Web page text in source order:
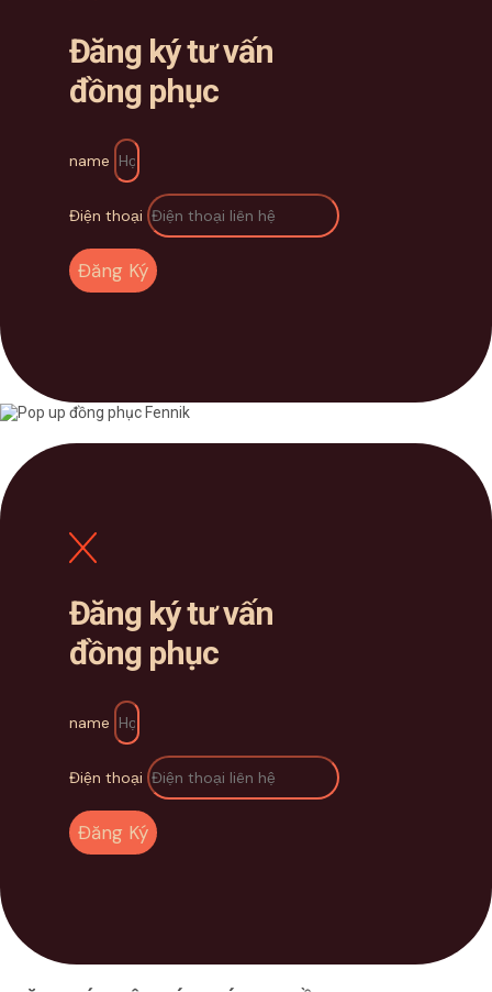
Đăng ký tư vấn
đồng phục
name
Điện thoại
Đăng Ký
Đăng ký tư vấn
đồng phục
name
Điện thoại
Đăng Ký